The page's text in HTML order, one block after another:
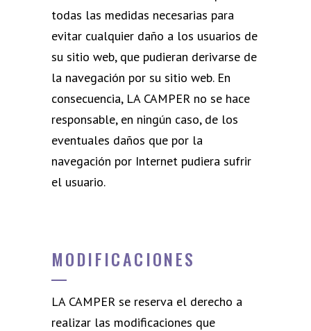
todas las medidas necesarias para
evitar cualquier daño a los usuarios de
su sitio web, que pudieran derivarse de
la navegación por su sitio web. En
consecuencia, LA CAMPER no se hace
responsable, en ningún caso, de los
eventuales daños que por la
navegación por Internet pudiera sufrir
el usuario.
MODIFICACIONES
LA CAMPER se reserva el derecho a
realizar las modificaciones que